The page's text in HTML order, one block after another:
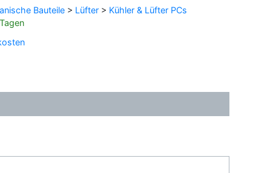
Bauteile > Lüfter > Kühler & Lüfter PCs